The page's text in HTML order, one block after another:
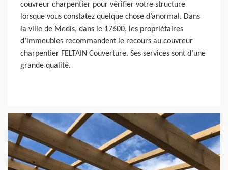
couvreur charpentier pour vérifier votre structure
lorsque vous constatez quelque chose d’anormal. Dans
la ville de Medis, dans le 17600, les propriétaires
d’immeubles recommandent le recours au couvreur
charpentier FELTAIN Couverture. Ses services sont d’une
grande qualité.